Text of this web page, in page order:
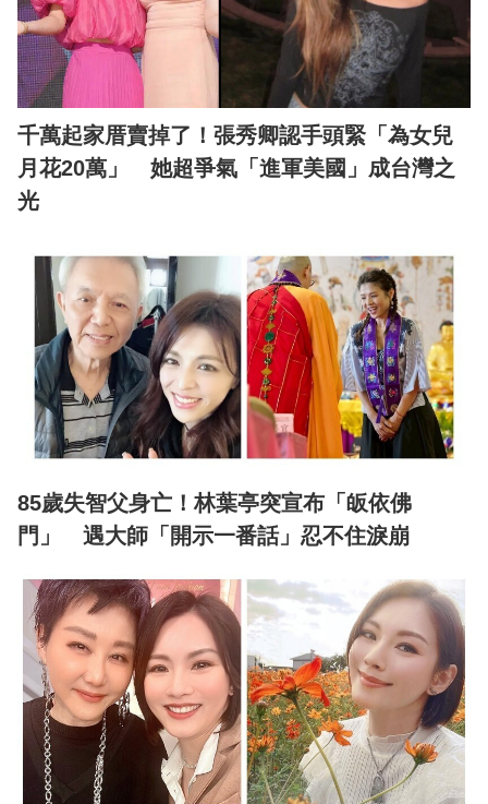
千萬起家厝賣掉了！張秀卿認手頭緊「為女兒
月花20萬」 她超爭氣「進軍美國」成台灣之
光
85歲失智父身亡！林葉亭突宣布「皈依佛
門」 遇大師「開示一番話」忍不住淚崩